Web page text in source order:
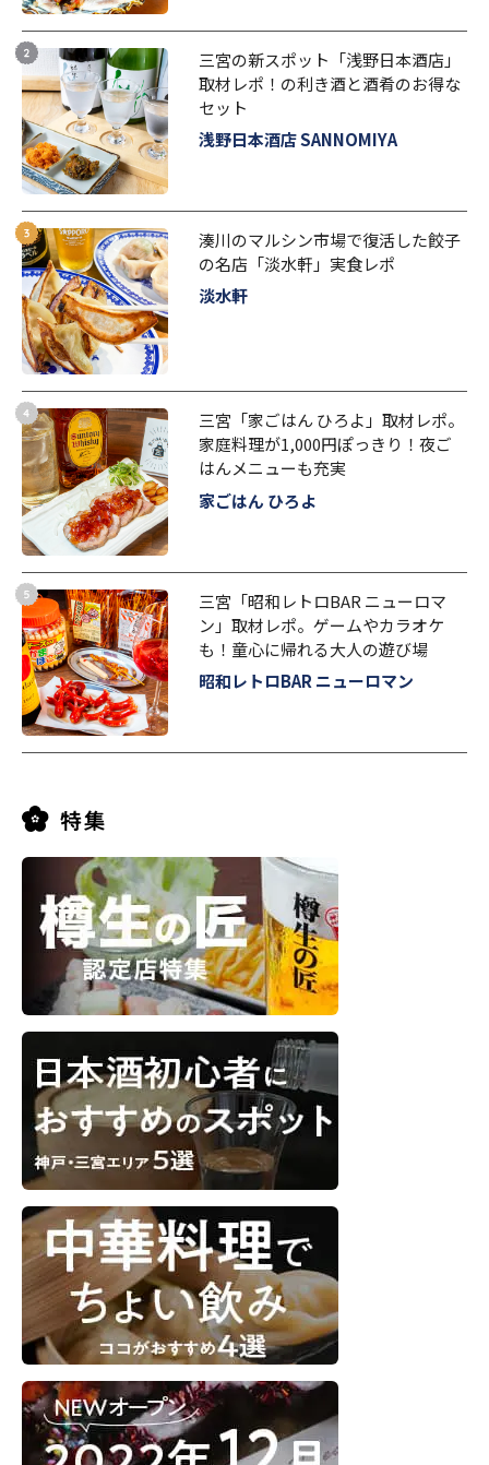
三宮の新スポット「浅野日本酒店」
取材レポ！の利き酒と酒肴のお得な
セット
浅野日本酒店 SANNOMIYA
湊川のマルシン市場で復活した餃子
の名店「淡水軒」実食レポ
淡水軒
三宮「家ごはん ひろよ」取材レポ。
家庭料理が1,000円ぽっきり！夜ご
はんメニューも充実
家ごはん ひろよ
三宮「昭和レトロBAR ニューロマ
ン」取材レポ。ゲームやカラオケ
も！童心に帰れる大人の遊び場
昭和レトロBAR ニューロマン